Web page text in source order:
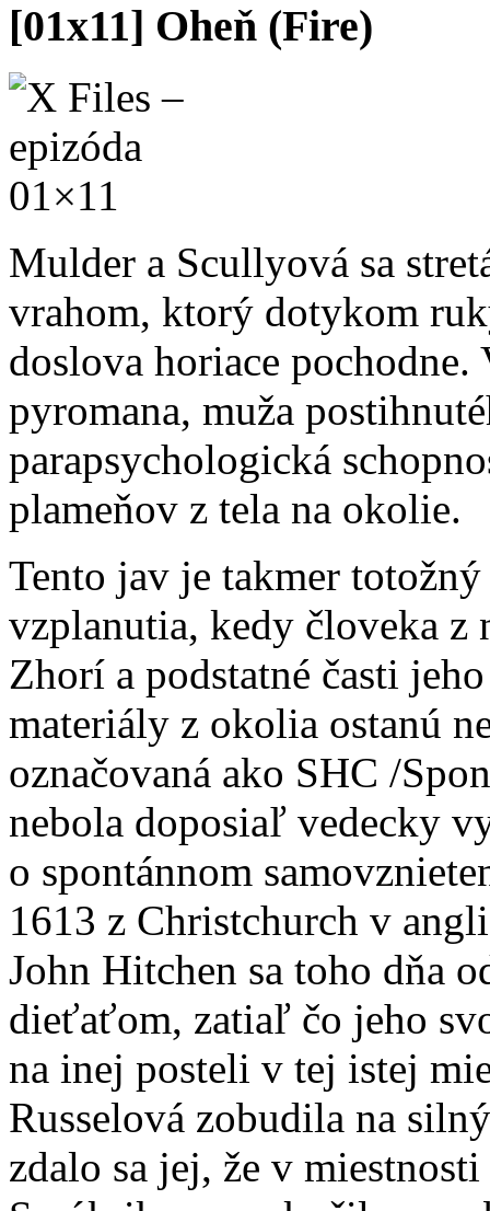
[01x11] Oheň (Fire)
Mulder a Scullyová sa
vrahom, ktorý dotykom
doslova horiace
pyromana, muža
parapsychologická
plameňov z tela na okolie.
Tento jav je takmer
vzplanutia, kedy človeka z
Zhorí a podstatné časti
materiály z okolia ostanú
označovaná ako SHC /
nebola doposiaľ vedecky
o spontánnom
1613 z Christchurch v
John Hitchen sa toho dňa
dieťaťom, zatiaľ čo jeho
na inej posteli v tej istej
Russelová zobudila na
zdalo sa jej, že v